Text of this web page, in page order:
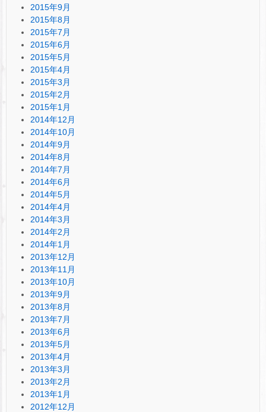
2015年9月
2015年8月
2015年7月
2015年6月
2015年5月
2015年4月
2015年3月
2015年2月
2015年1月
2014年12月
2014年10月
2014年9月
2014年8月
2014年7月
2014年6月
2014年5月
2014年4月
2014年3月
2014年2月
2014年1月
2013年12月
2013年11月
2013年10月
2013年9月
2013年8月
2013年7月
2013年6月
2013年5月
2013年4月
2013年3月
2013年2月
2013年1月
2012年12月